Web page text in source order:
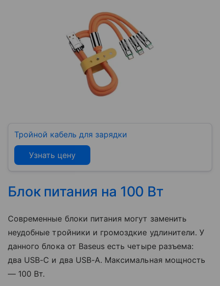
Тройной кабель для зарядки
Узнать цену
Блок питания на 100 Вт
Современные блоки питания могут заменить
неудобные тройники и громоздкие удлинители. У
данного блока от Baseus есть четыре разъема:
два USB-C и два USB-A. Максимальная мощность
— 100 Вт.